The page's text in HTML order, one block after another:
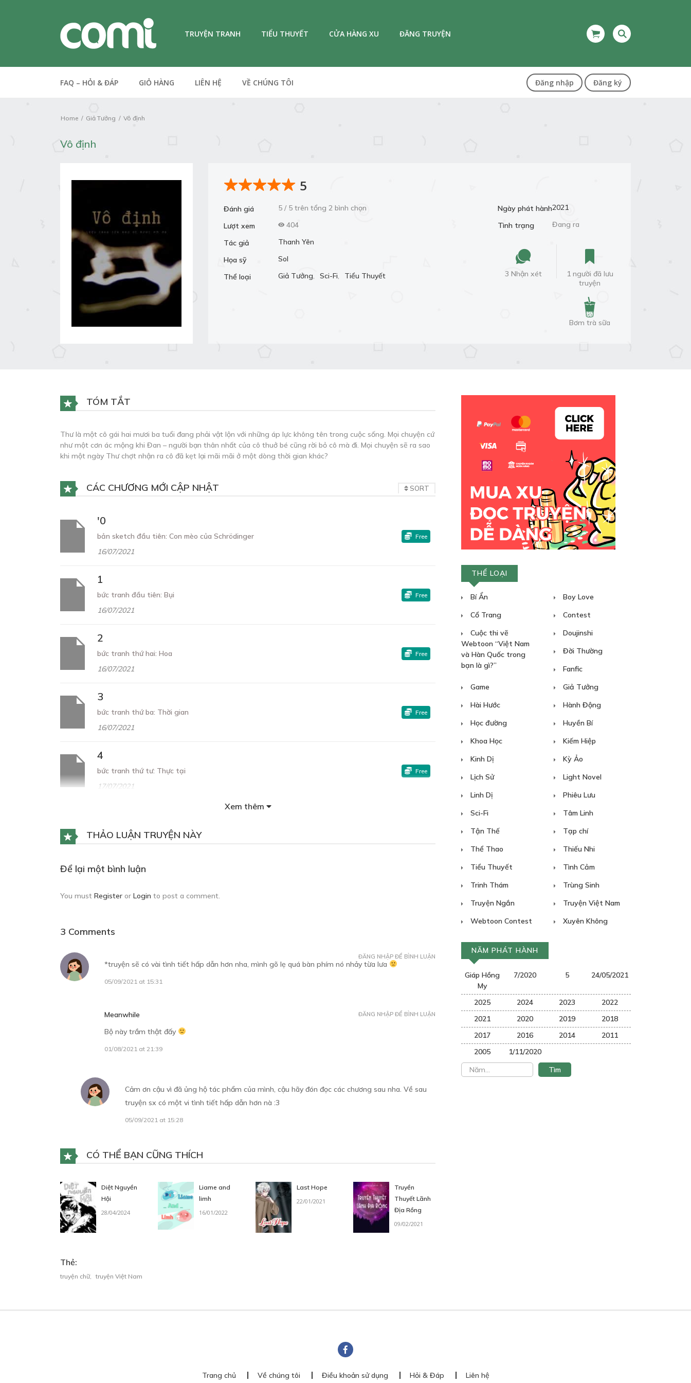
TRUYỆN TRANH TIỂU THUYẾT CỬA HÀNG XU ĐĂNG TRUYỆN
FAQ – HỎI & ĐÁP GIỎ HÀNG LIÊN HỆ VỀ CHÚNG TÔI Đăng nhập Đăng ký
Home Giả Tưởng Vô định
Vô định
5
Đánh giá
5 / 5 trên tổng 2 bình chọn
Lượt xem
404
Tác giả
Thanh Yên
Họa sỹ
Sol
Thể loại
Giả Tưởng, Sci-Fi, Tiểu Thuyết
Ngày phát hành2021
Tình trạng
Đang ra
3 Nhận xét
1 người đã lưu
truyện
Bơm trà sữa
TÓM TẮT
Thư là một cô gái hai mươi ba tuổi đang phải vật lộn với những áp lực không tên trong cuộc sống. Mọi chuyện cứ
như một cơn ác mộng khi Đan – người bạn thân nhất của cô thuở bé cũng rời bỏ cô mà đi. Mọi chuyện sẽ ra sao
khi một ngày Thư chợt nhận ra cô đã kẹt lại mãi mãi ở một dòng thời gian khác?
CÁC CHƯƠNG MỚI CẬP NHẬT SORT
'0
bản sketch đầu tiên: Con mèo của Schrödinger
16/07/2021
Free
1
bức tranh đầu tiên: Bụi
16/07/2021
Free
2
bức tranh thứ hai: Hoa
16/07/2021
Free
3
bức tranh thứ ba: Thời gian
16/07/2021
Free
4
bức tranh thứ tư: Thực tại
17/07/2021
Free
bức tranh thứ năm: Lỗi
6
7
29/09/2021
02/05/2022
Xem thêm
THẢO LUẬN TRUYỆN NÀY
Để lại một bình luận
You must Register or Login to post a comment.
3 Comments
*truyện sẽ có vài tình tiết hấp dẫn hơn nha, mình gõ lẹ quá bàn phím nó nhảy từa lưa
05/09/2021 at 15:31
ĐĂNG NHẬP ĐỂ BÌNH LUẬN
Meanwhile
Bộ này trầm thật đấy
01/08/2021 at 21:39
ĐĂNG NHẬP ĐỂ BÌNH LUẬN
Cảm ơn cậu vì đã ủng hộ tác phẩm của mình, cậu hãy đón đọc các chương sau nha. Về sau
truyện sx có một vi tình tiết hấp dẫn hơn nà :3
05/09/2021 at 15:28
CÓ THỂ BẠN CŨNG THÍCH
Diệt Nguyền
Hội
28/04/2024
Liame and
limh
16/01/2022
Last Hope
22/01/2021
Truyền
Thuyết Lãnh
Địa Rồng
09/02/2021
Thẻ:
truyện chữ, truyện Việt Nam
THỂ LOẠI
Bí Ẩn
Boy Love
Cổ Trang
Contest
Cuộc thi vẽ
Webtoon “Việt Nam
và Hàn Quốc trong
bạn là gì?”
Doujinshi
Đời Thường
Fanfic
Game
Giả Tưởng
Hài Hước
Hành Động
Học đường
Huyền Bí
Khoa Học
Kiếm Hiệp
Kinh Dị
Kỳ Ảo
Lịch Sử
Light Novel
Linh Dị
Phiêu Lưu
Sci-Fi
Tâm Linh
Tận Thế
Tạp chí
Thể Thao
Thiếu Nhi
Tiểu Thuyết
Tình Cảm
Trinh Thám
Trùng Sinh
Truyện Ngắn
Truyện Việt Nam
Webtoon Contest
Xuyên Không
NĂM PHÁT HÀNH
Giáp Hồng
My
7/2020 5 24/05/2021
2025 2024 2023
2022
2021
2020 2019
2018
2017
2016 2014
2011
2005
1/11/2020
Trang chủ Về chúng tôi Điều khoản sử dụng Hỏi & Đáp Liên hệ